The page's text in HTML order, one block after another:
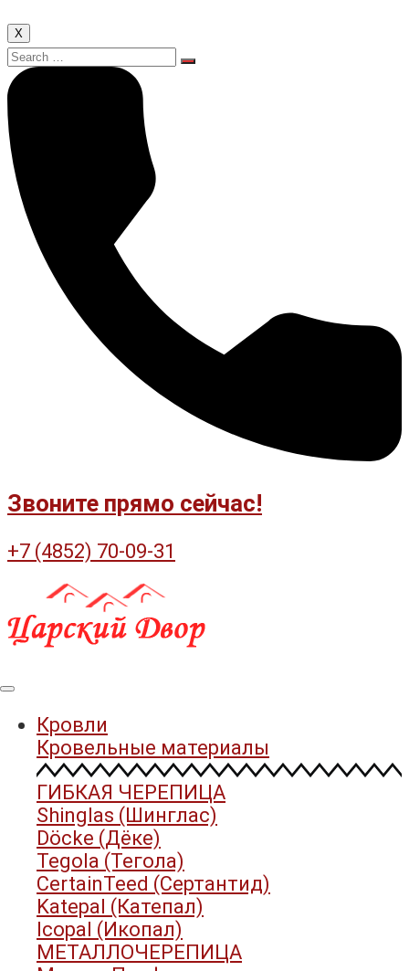
X
Search
for:
Звоните прямо сейчас!
+7 (4852) 70-09-31
Кровли
Кровельные материалы
ГИБКАЯ ЧЕРЕПИЦА
Shinglas (Шинглас)
Döcke (Дёке)
Tegola (Тегола)
CertainTeed (Сертантид)
Katepal (Катепал)
Icopal (Икопал)
МЕТАЛЛОЧЕРЕПИЦА